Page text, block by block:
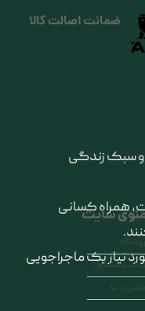
و سبک زندگی
همراه کسانی
نیاز یک ماجراجویی
سایت
متداول
با ما
ضمانت اصالت کالا